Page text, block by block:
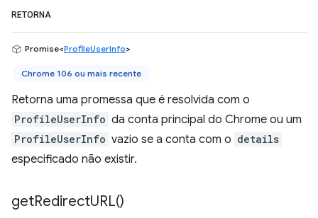
RETORNA
Promise<ProfileUserInfo>
Chrome 106 ou mais recente
Retorna uma promessa que é resolvida com o
ProfileUserInfo da conta principal do Chrome ou um
ProfileUserInfo vazio se a conta com o details
especificado não existir.
getRedirectURL()